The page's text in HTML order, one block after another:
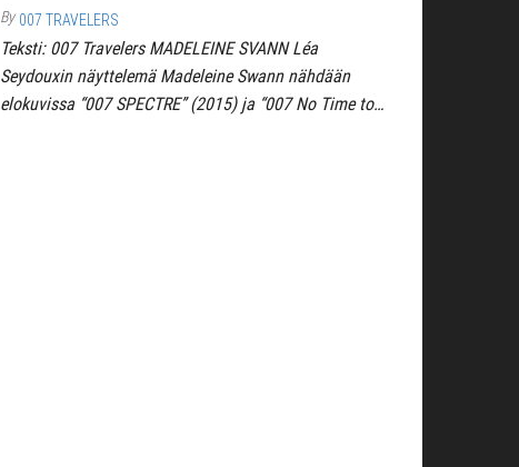
By 007 TRAVELERS
Teksti: 007 Travelers MADELEINE SVANN Léa
Seydouxin näyttelemä Madeleine Swann nähdään
elokuvissa “007 SPECTRE” (2015) ja “007 No Time to…